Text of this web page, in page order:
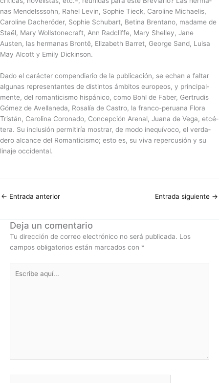
nas Men­delss­sohn, Rahel Levin, Sop­hie Tieck, Caroline Michae­lis,
Caro­line Dacheröder, Sop­hie Schu­bart, Betina Bre­ntano, madame de
Staël, Mary Wolls­to­ne­craft, Ann Rad­cliffe, Mary She­lley, Jane
Austen, las her­ma­nas Brontë, Eli­za­beth Barret, George Sand, Luisa
May Alcott y Emily Dic­kin­son.
Dado el carác­ter com­pen­dia­rio de la publi­ca­ción, se echan a faltar
algu­nas repre­sen­tan­tes de dis­tin­tos ámbi­tos euro­peos, y prin­ci­pal­
mente, del roman­ti­cismo his­pá­nico, como Bohl de Faber, Ger­tru­dis
Gómez de Avellaneda, Rosa­lía de Cas­tro, la franco-peruana Flora
Tris­tán, Caro­lina Coronado, Con­cep­ción Are­nal, Juana de Vega, etcé­
tera. Su inclu­sión per­mi­ti­ría mos­trar, de modo ine­quí­voco, el ver­da­
dero alcance del Roman­ti­cismo; esto es, su viva reper­cu­sión y su
linaje occi­den­tal.
← Entrada anterior Entrada siguiente →
Deja un comentario
Tu dirección de correo electrónico no será publicada. Los
campos obligatorios están marcados con *
aquí...